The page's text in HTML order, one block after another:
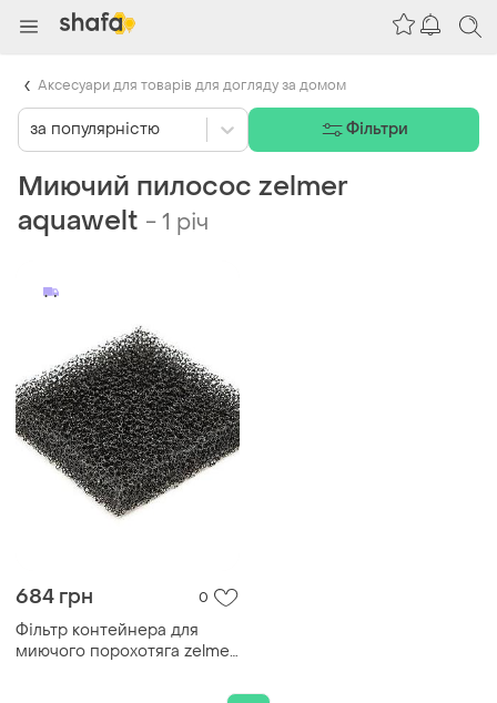
Миючий пилосос zelmer
aquawelt -1 річ
684 грн 0
Фільтр контейнера для
миючого порохотяга zelmer
за популярністю Фільтри
Аксесуари для товарів для догляду за домом